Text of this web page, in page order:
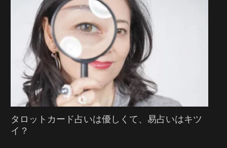
タロットカード占いは優しくて、易占いはキツ
イ？